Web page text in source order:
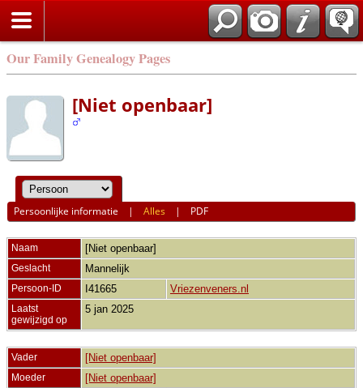
Our Family Genealogy Pages
[Niet openbaar]
Persoonlijke informatie |Alles | PDF
Naam [Niet openbaar]
Geslacht Mannelijk
Persoon-ID I41665 Vriezenveners.nl
Laatst
gewijzigd op
5 jan 2025
Vader [Niet openbaar]
Moeder [Niet openbaar]